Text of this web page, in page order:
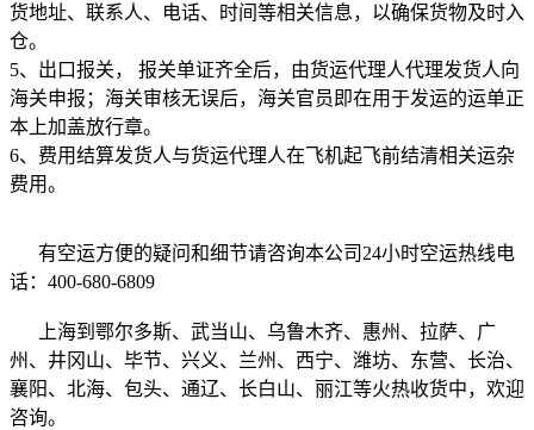
货地址、联系人、电话、时间等相关信息，以确保货物及时入
仓。
5、出口报关， 报关单证齐全后，由货运代理人代理发货人向
海关申报；海关审核无误后，海关官员即在用于发运的运单正
本上加盖放行章。
6、费用结算发货人与货运代理人在飞机起飞前结清相关运杂
费用。
有空运方便的疑问和细节请咨询本公司24小时空运热线电
话：400-680-6809
上海到鄂尔多斯、武当山、乌鲁木齐、惠州、拉萨、广
州、井冈山、毕节、兴义、兰州、西宁、潍坊、东营、长治、
襄阳、北海、包头、通辽、长白山、丽江等火热收货中，欢迎
咨询。